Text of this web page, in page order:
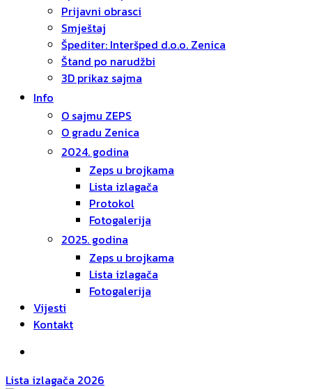
Prijavni obrasci
Smještaj
Špediter: Interšped d.o.o. Zenica
Štand po narudžbi
3D prikaz sajma
Info
O sajmu ZEPS
O gradu Zenica
2024. godina
Zeps u brojkama
Lista izlagača
Protokol
Fotogalerija
2025. godina
Zeps u brojkama
Lista izlagača
Fotogalerija
Vijesti
Kontakt
Lista izlagača 2026